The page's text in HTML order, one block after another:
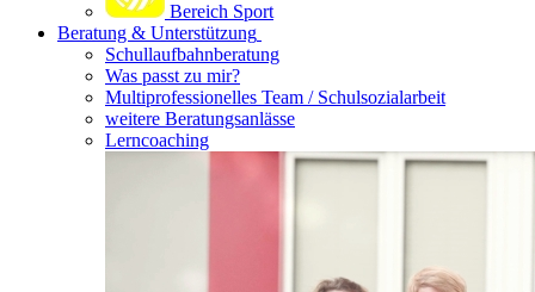
Bereich Sport
Beratung & Unterstützung
Schullaufbahnberatung
Was passt zu mir?
Multipro­fessionelles Team / Schulsozialarbeit
weitere Beratungsanlässe
Lerncoaching